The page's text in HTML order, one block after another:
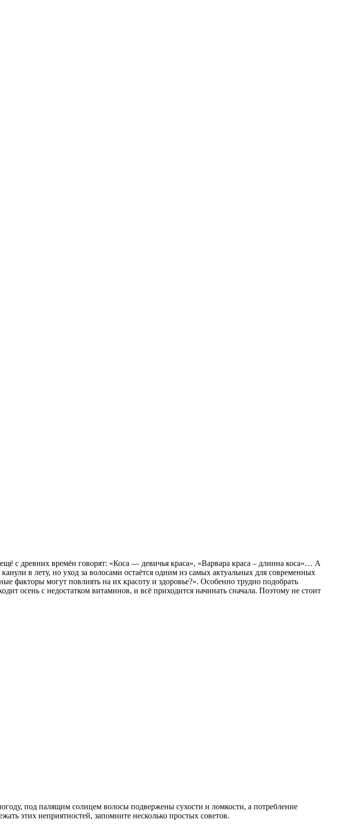
с древних времён говорят: «Коса — девичья краса», «Варвара краса – длинна коса»… А
в лету, но уход за волосами остаётся одним из самых актуальных для современных
факторы могут повлиять на их красоту и здоровье?». Особенно трудно подобрать
осень с недостатком витаминов, и всё приходится начинать сначала. Поэтому не стоит
под палящим солнцем волосы подвержены сухости и ломкости, а потребление
этих неприятностей, запомните несколько простых советов.